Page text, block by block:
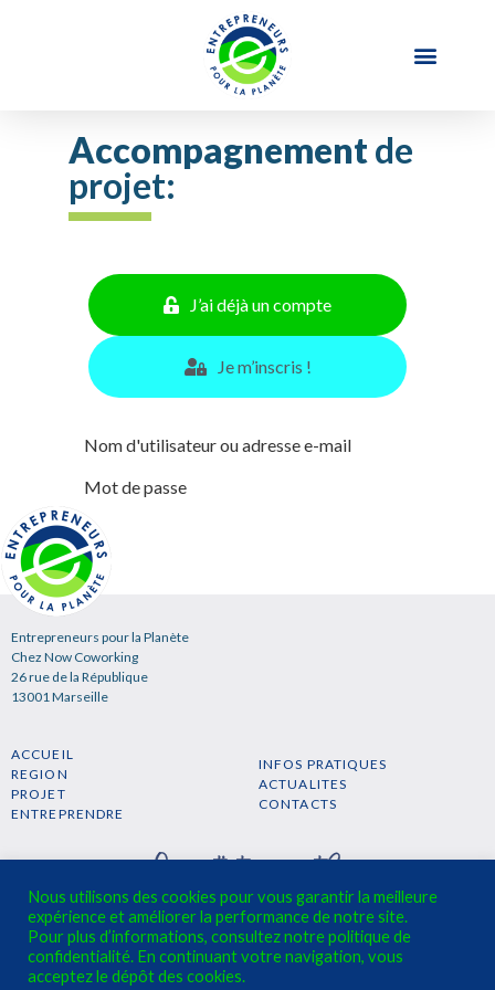
Accompagnementde
projet:
J’ai déjà un compte
Je m’inscris !
Nom d'utilisateur ou adresse e-mail
Mot de passe
Entrepreneurs pour la Planète
Chez Now Coworking
26 rue de la République
13001 Marseille
ACCUEIL
REGION
PROJET
ENTREPRENDRE
INFOS PRATIQUES
ACTUALITES
CONTACTS
S'INSCRIRE A LA NEWSLETTER →
Nous utilisons des cookies pour vous garantir la meilleure
expérience et améliorer la performance de notre site.
Pour plus d’informations, consultez notre politique de
confidentialité. En continuant votre navigation, vous
acceptez le dépôt des cookies.